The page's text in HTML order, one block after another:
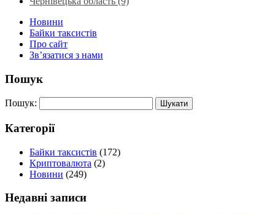
Новини
Байки таксистів
Про сайт
Зв’язатися з нами
Пошук
Пошук:
Категорії
Байки таксистів (172)
Криптовалюта (2)
Новини (249)
Недавні записи